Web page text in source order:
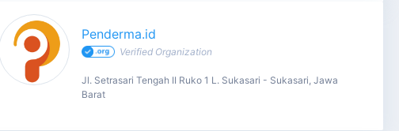
Penderma.id
Verified Organization
Jl. Setrasari Tengah II Ruko 1 L. Sukasari - Sukasari, Jawa
Barat